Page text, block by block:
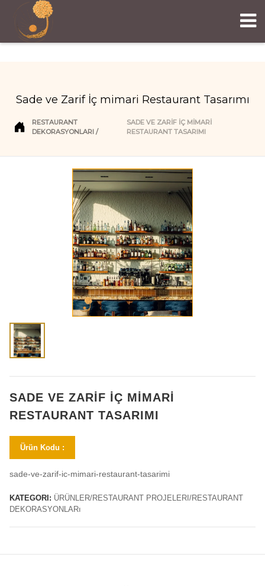
Sade ve Zarif İç mimari Restaurant Tasarımı
RESTAURANT
DEKORASYONLARI
SADE VE ZARIF İÇ MIMARI
RESTAURANT TASARIMI
SADE VE ZARIF İÇ MIMARI
RESTAURANT TASARIMI
Ürün Kodu :
sade-ve-zarif-ic-mimari-restaurant-tasarimi
KATEGORI: ÜRÜNLER/RESTAURANT PROJELERI/RESTAURANT
DEKORASYONLARı